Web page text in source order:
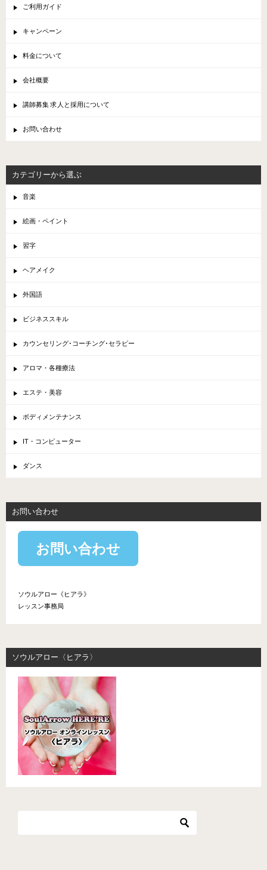
ご利用ガイド
キャンペーン
料金について
会社概要
講師募集 求人と採用について
お問い合わせ
カテゴリーから選ぶ
音楽
絵画・ペイント
習字
ヘアメイク
外国語
ビジネススキル
カウンセリング･コーチング･セラピー
アロマ・各種療法
エステ・美容
ボディメンテナンス
IT・コンピューター
ダンス
お問い合わせ
お問い合わせ
ソウルアロー《ヒアラ》
レッスン事務局
ソウルアロー〈ヒアラ〉